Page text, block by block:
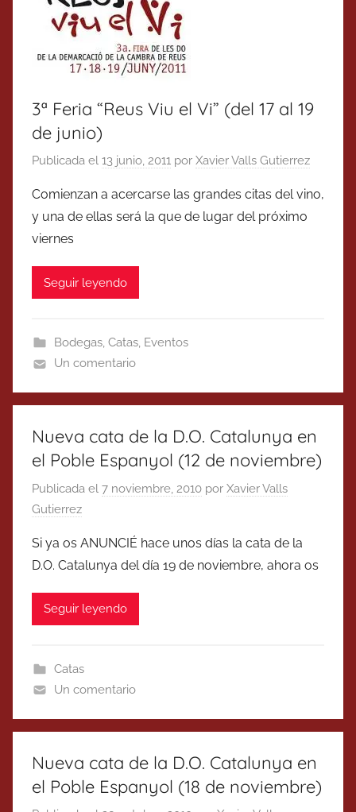
3ª Feria “Reus Viu el Vi” (del 17 al 19
de junio)
Publicada el 13 junio, 2011 por Xavier Valls Gutierrez
Comienzan a acercarse las grandes citas del vino,
y una de ellas será la que de lugar del próximo
viernes
Seguir leyendo
Bodegas, Catas, Eventos
Un comentario
Nueva cata de la D.O. Catalunya en
el Poble Espanyol (12 de noviembre)
Publicada el 7 noviembre, 2010 por Xavier Valls
Gutierrez
Si ya os ANUNCIÉ hace unos días la cata de la
D.O. Catalunya del día 19 de noviembre, ahora os
Seguir leyendo
Catas
Un comentario
Nueva cata de la D.O. Catalunya en
el Poble Espanyol (18 de noviembre)